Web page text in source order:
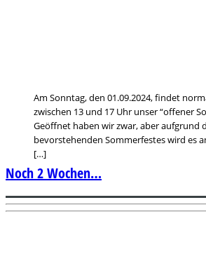
Am Sonntag, den 01.09.2024, findet
zwischen 13 und 17 Uhr unser “offener
Geöffnet haben wir zwar, aber aufgrund
bevorstehenden Sommerfestes wird es
[…]
Noch 2 Wochen…